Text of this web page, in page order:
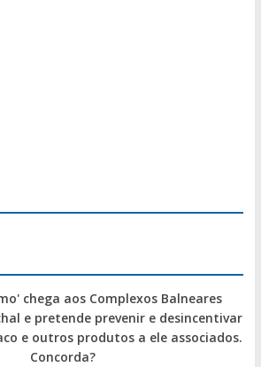
chega aos Complexos Balneares
e pretende prevenir e desincentivar
e outros produtos a ele associados.
Concorda?